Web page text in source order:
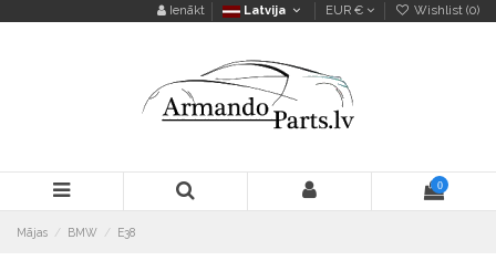
Ienākt Latvija EUR € Wishlist (0)
0
Mājas BMW E38